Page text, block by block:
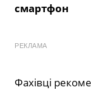
смартфон
РЕКЛАМА
Фахівці